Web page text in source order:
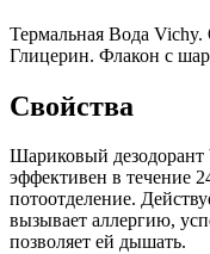
Термальная Вода
Глицерин. Флакон с
Свойства
Шариковый дезодорант
эффективен в течение
потоотделение.
вызывает аллергию,
позволяет ей дышать.